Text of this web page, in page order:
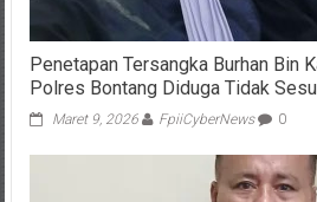
Penetapan Tersangka Burhan Bin
Polres Bontang Diduga Tidak
Maret 9, 2026 FpiiCyberNews 0